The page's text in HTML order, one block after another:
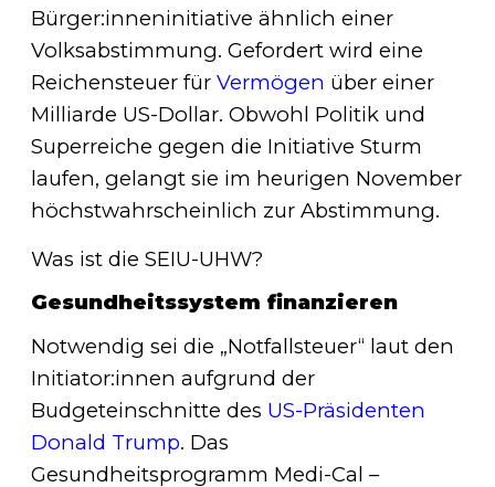
Bürger:inneninitiative ähnlich einer
Volksabstimmung. Gefordert wird eine
Reichensteuer für Vermögen über einer
Milliarde US-Dollar. Obwohl Politik und
Superreiche gegen die Initiative Sturm
laufen, gelangt sie im heurigen November
höchstwahrscheinlich zur Abstimmung.
Was ist die SEIU-UHW?
Gesundheitssystem finanzieren
Notwendig sei die „Notfallsteuer“ laut den
Initiator:innen aufgrund der
Budgeteinschnitte des US-Präsidenten
Donald Trump. Das
Gesundheitsprogramm Medi-Cal –